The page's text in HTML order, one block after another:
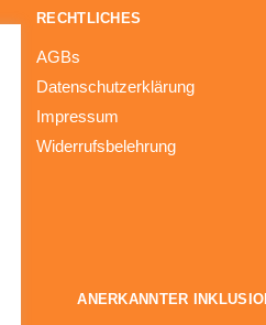
RECHTLICHES
AGBs
Datenschutzerklärung
Impressum
Widerrufsbelehrung
ANERKANNTER